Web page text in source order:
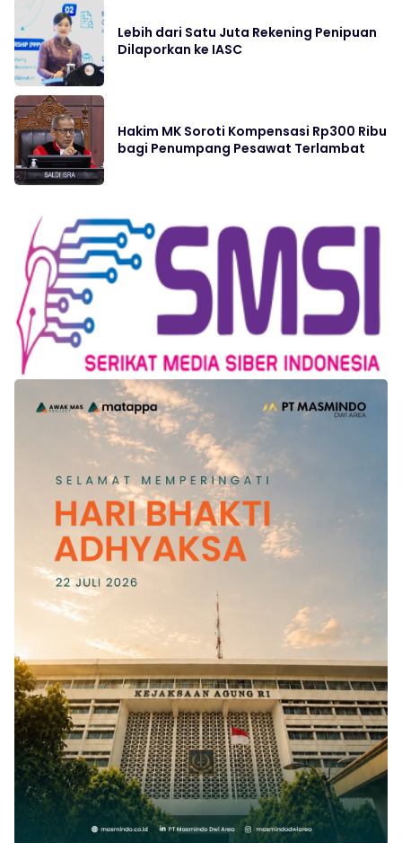
Lebih dari Satu Juta Rekening Penipuan
Dilaporkan ke IASC
Hakim MK Soroti Kompensasi Rp300 Ribu
bagi Penumpang Pesawat Terlambat